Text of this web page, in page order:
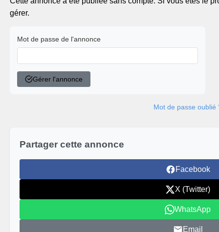
gérer.
Mot de passe de l'annonce
Gérer l'annonce
Mot de passe oublié
Partager cette annonce
Facebook
X (Twitter)
WhatsApp
Email